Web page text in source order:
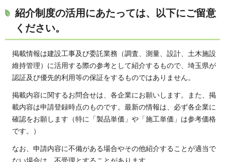
紹介制度の活用にあたっては、以下にご留意
ください。
掲載情報は建設工事及び委託業務（調査、測量、設計、土木施設
維持管理）に活用する際の参考として紹介するもので、埼玉県が
認証及び優先的利用等の保証をするものではありません。
掲載内容に関するお問合せは、各企業にお願いします。また、掲
載内容は申請登録時点のものです。最新の情報は、必ず各企業に
確認をお願します（特に「製品単価」や「施工単価」は参考価格
です。）
なお、申請内容に不備がある場合やその他紹介することが適当で